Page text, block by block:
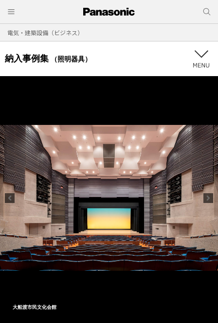
電気・建築設備（ビジネス）
納入事例集 （照明器具）
大船渡市民文化会館